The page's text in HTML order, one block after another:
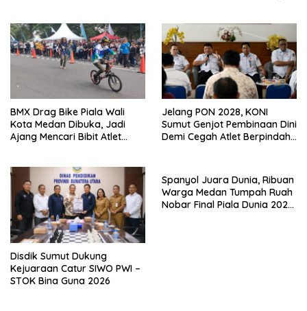
BMX Drag Bike Piala Wali
Kota Medan Dibuka, Jadi
Ajang Mencari Bibit Atlet
Jelang PON 2028, KONI
Sumut Genjot Pembinaan Dini
Demi Cegah Atlet Berpindah
Disdik Sumut Dukung
Kejuaraan Catur SIWO PWI –
STOK Bina Guna 2026
Spanyol Juara Dunia, Ribuan
Warga Medan Tumpah Ruah
Nobar Final Piala Dunia 2026